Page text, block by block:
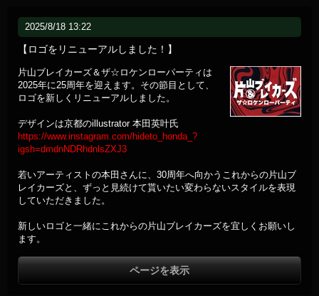
2025/8/18 13:22
【ロゴをリニューアルしました！】
片山ブレイカーズ＆ザ☆ロケンローパーティは
2025年に25周年を迎えます。その節目として、
ロゴを新しくリニューアルしました。
デザインは京都のillustrator 本田英叶氏
https://www.instagram.com/hideto_honda_?
igsh=dmdnNDRhdnlsZXJ3
若いアーティストの本田さんに、30周年へ向かうこれからの片山ブ
レイカーズと、ずっと見続けて貰いたい変わらないスタイルを表現
していただきました。
新しいロゴと一緒にこれからの片山ブレイカーズを宜しくお願いし
ます。
ページを表示